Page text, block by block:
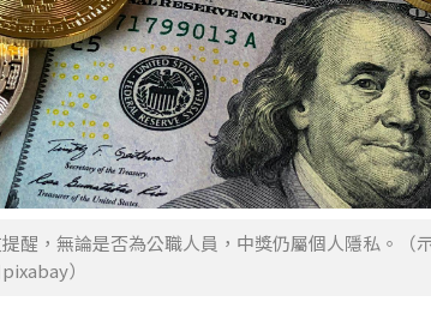
醒，無論是否為公職人員，中獎仍屬個人隱私。（
）